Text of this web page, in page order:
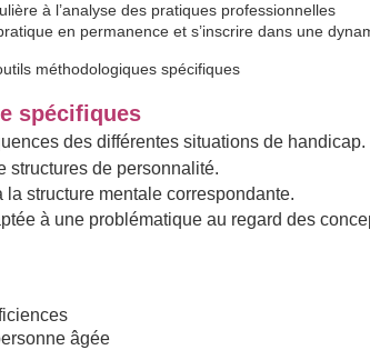
à l’analyse des pratiques professionnelles
en permanence et s’inscrire dans une
méthodologiques spécifiques
spécifiques
des différentes situations de handicap.
structures de personnalité.
structure mentale correspondante.
à une problématique au regard des
âgée